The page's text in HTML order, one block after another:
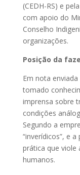
(CEDH-RS) e
com apoio do
Conselho
organizações.
Posição da
Em nota
tomado
imprensa sobre
condições
Segundo a
“inverídicos”, e
prática que viole
humanos.